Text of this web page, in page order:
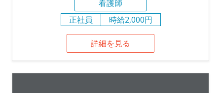
看護師
正社員
時給2,000円
詳細を見る